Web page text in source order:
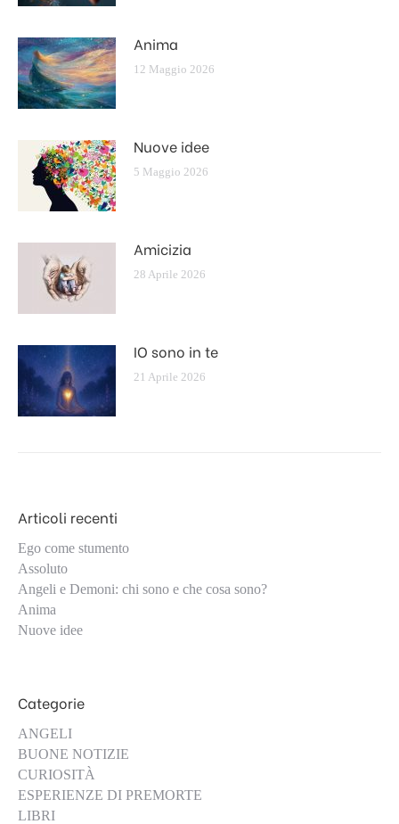
Anima
12 Maggio 2026
Nuove idee
5 Maggio 2026
Amicizia
28 Aprile 2026
IO sono in te
21 Aprile 2026
Articoli recenti
Ego come stumento
Assoluto
Angeli e Demoni: chi sono e che cosa sono?
Anima
Nuove idee
Categorie
ANGELI
BUONE NOTIZIE
CURIOSITÀ
ESPERIENZE DI PREMORTE
LIBRI